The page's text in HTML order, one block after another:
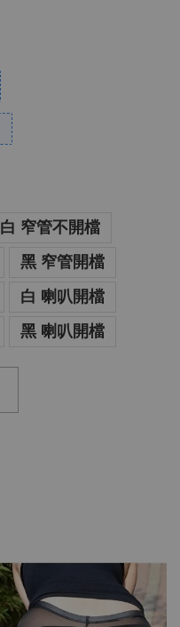
白 窄管不開檔
黑 窄管開檔
白 喇叭開檔
黑 喇叭開檔